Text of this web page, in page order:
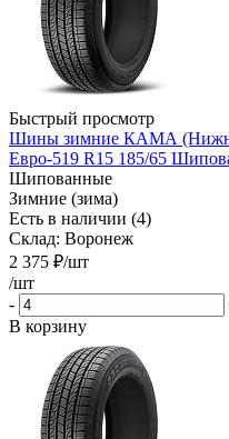
Быстрый просмотр
Шины зимние КАМА
Евро-519 R15 185/65
Шипованные
Зимние (зима)
Есть в наличии (4)
Склад: Воронеж
2 375 ₽/шт
/шт
-
В корзину